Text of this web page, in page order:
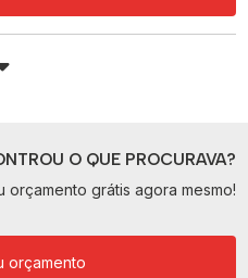
O QUE PROCURAVA?
orçamento grátis agora mesmo!
orçamento